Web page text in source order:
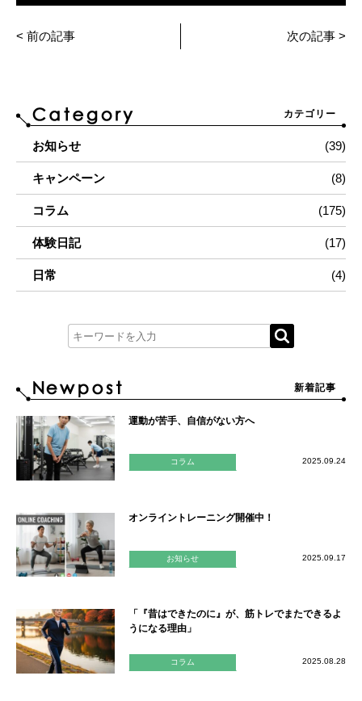
< 前の記事 次の記事 >
カテゴリー
お知らせ (39)
キャンペーン (8)
コラム (175)
体験日記 (17)
日常 (4)
新着記事
運動が苦手、自信がない方へ
コラム 2025.09.24
オンライントレーニング開催中！
お知らせ 2025.09.17
「『昔はできたのに』が、筋トレでまたできるよ
うになる理由」
コラム 2025.08.28